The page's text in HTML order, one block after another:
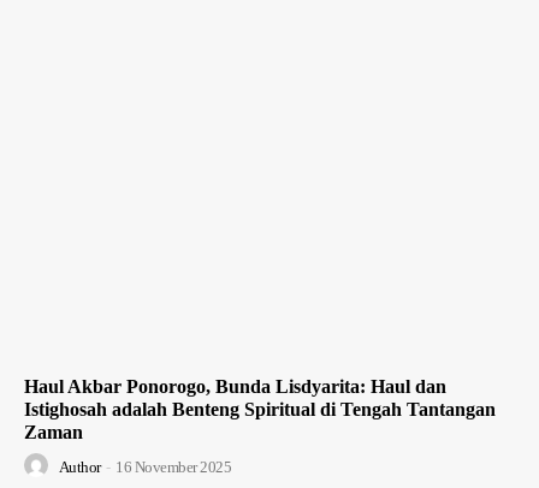
Haul Akbar Ponorogo, Bunda Lisdyarita: Haul dan
Istighosah adalah Benteng Spiritual di Tengah Tantangan
Zaman
Author - 16 November 2025